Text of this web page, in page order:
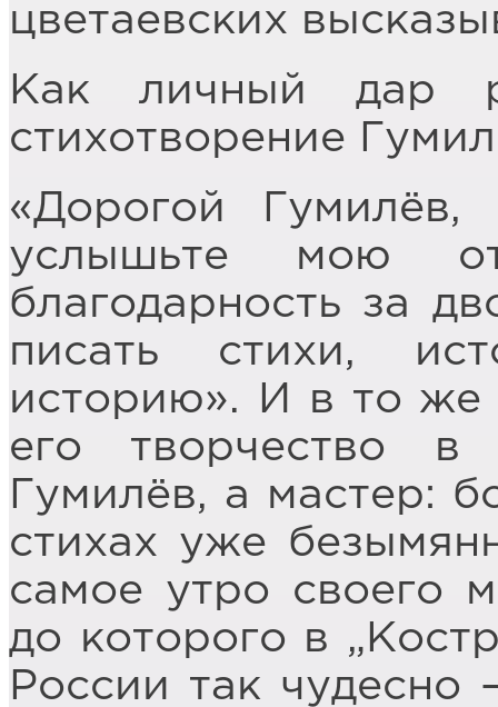
цветаевских
Как личный дар
стихотворение
«Дорогой
услышьте мою
благодарность за
писать стихи,
историю». И в то же
его творчество
Гумилёв, а мастер:
стихах уже
самое утро своего
до которого в
России так чудесно